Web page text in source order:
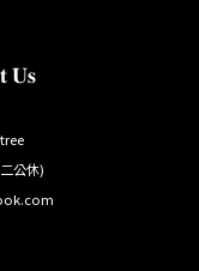
𝐔𝐬
公休)